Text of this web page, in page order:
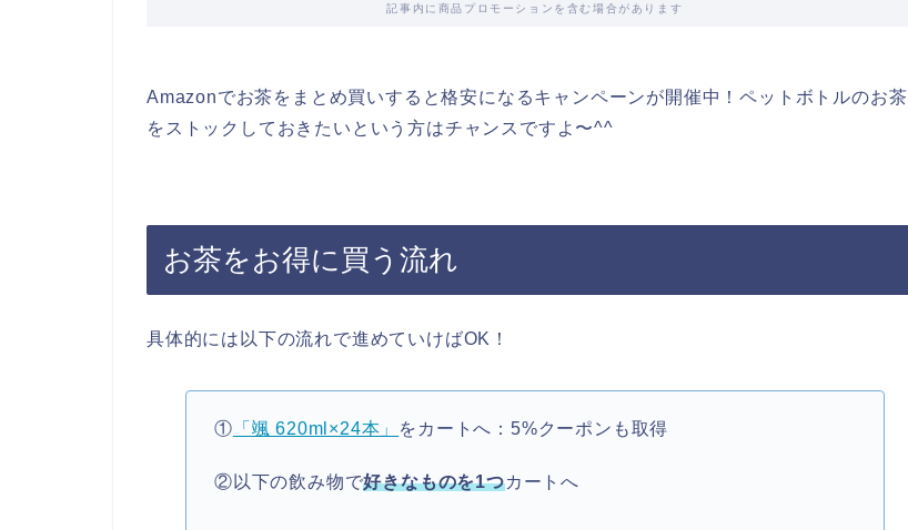
記事内に商品プロモーションを含む場合があります
Amazonでお茶をまとめ買いすると格安になるキャンペーンが開催中！ペットボトルのお茶
をストックしておきたいという方はチャンスですよ〜^^
お茶をお得に買う流れ
具体的には以下の流れで進めていけばOK！
① 「颯 620ml×24本」 をカートへ：5%クーポンも取得
②以下の飲み物で好きなものを1つカートへ